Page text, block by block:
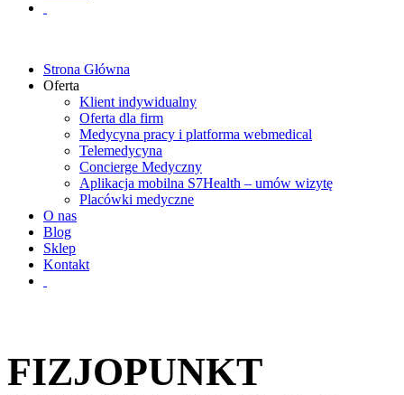
Strona Główna
Oferta
Klient indywidualny
Oferta dla firm
Medycyna pracy i platforma webmedical
Telemedycyna
Concierge Medyczny
Aplikacja mobilna S7Health – umów wizytę
Placówki medyczne
O nas
Blog
Sklep
Kontakt
FIZJOPUNKT